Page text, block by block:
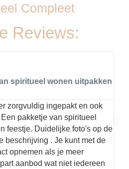
Compleet
Reviews:
spiritueel wonen uitpakken
zorgvuldig ingepakt en ook
pakketje van spiritueel
feestje. Duidelijke foto's op de
beschrijving . Je kunt met de
opnemen als je meer
aanbod wat niet iedereen